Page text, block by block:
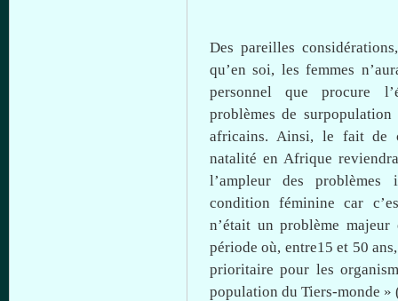
Des pareilles
qu’en soi, les femmes
personnelque procure
problèmes de
africains. Ainsi, le fait de
natalité enAfrique
l’ampleur des problèmes
conditionféminine car
n’était un problème
périodeoù, entre15 et 50
prioritaire pour les
population du Tiers-monde »